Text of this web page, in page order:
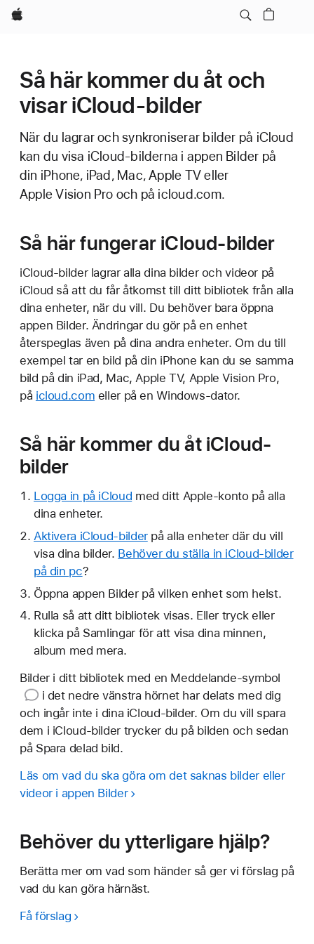
Apple
Så här kommer du åt och
visar iCloud-bilder
När du lagrar och synkroniserar bilder på iCloud
kan du visa iCloud-bilderna i appen Bilder på
din iPhone, iPad, Mac, Apple TV eller
Apple Vision Pro och på icloud.com.
Så här fungerar iCloud-bilder
iCloud-bilder lagrar alla dina bilder och videor på
iCloud så att du får åtkomst till ditt bibliotek från alla
dina enheter, när du vill. Du behöver bara öppna
appen Bilder. Ändringar du gör på en enhet
återspeglas även på dina andra enheter. Om du till
exempel tar en bild på din iPhone kan du se samma
bild på din iPad, Mac, Apple TV, Apple Vision Pro,
på icloud.com eller på en Windows-dator.
Så här kommer du åt iCloud-
bilder
Logga in på iCloud med ditt Apple-konto på alla
dina enheter.
Aktivera iCloud-bilderpå alla enheter där du vill
visa dina bilder. Behöver du ställa in iCloud-bilder
på din pc?
Öppna appen Bilder på vilken enhet som helst.
Rulla så att ditt bibliotek visas. Eller tryck eller
klicka på Samlingar för att visa dina minnen,
album med mera.
Bilder i ditt bibliotek med en Meddelande-symbol
i det nedre vänstra hörnet har delats med dig
och ingår inte i dina iCloud-bilder. Om du vill spara
dem i iCloud-bilder trycker du på bilden och sedan
på Spara delad bild.
Läs om vad du ska göra om det saknas bilder eller
videor i appen Bilder
Behöver du ytterligare hjälp?
Berätta mer om vad som händer så ger vi förslag på
vad du kan göra härnäst.
Få förslag